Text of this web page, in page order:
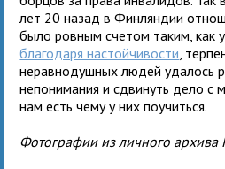
лет 20 назад в Финляндии
было ровным счетом таким, как
благодаря настойчивости ,
неравнодушных людей удалось
непонимания и сдвинуть дело с
нам есть чему у них поучиться.
Фотографии из личного архива